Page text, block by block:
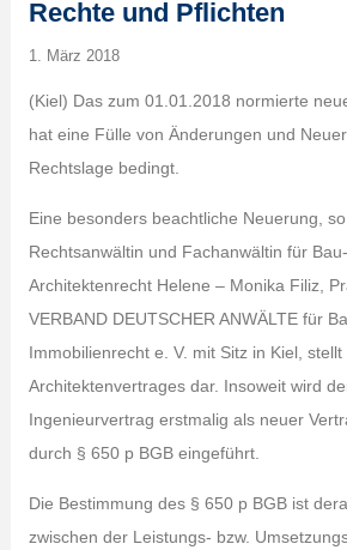
Rechte und Pflichten
1. März 2018
(Kiel) Das zum 01.01.2018 normierte
hat eine Fülle von Änderungen und
Rechtslage bedingt.
Eine besonders beachtliche Neuerung,
Rechtsanwältin und Fachanwältin für
Architektenrecht Helene – Monika Filiz,
VERBAND DEUTSCHER ANWÄLTE für
Immobilienrecht e. V. mit Sitz in Kiel,
Architektenvertrages dar. Insoweit wird
Ingenieurvertrag erstmalig als neuer
durch § 650 p BGB eingeführt.
Die Bestimmung des § 650 p BGB ist
zwischen der Leistungs- bzw.